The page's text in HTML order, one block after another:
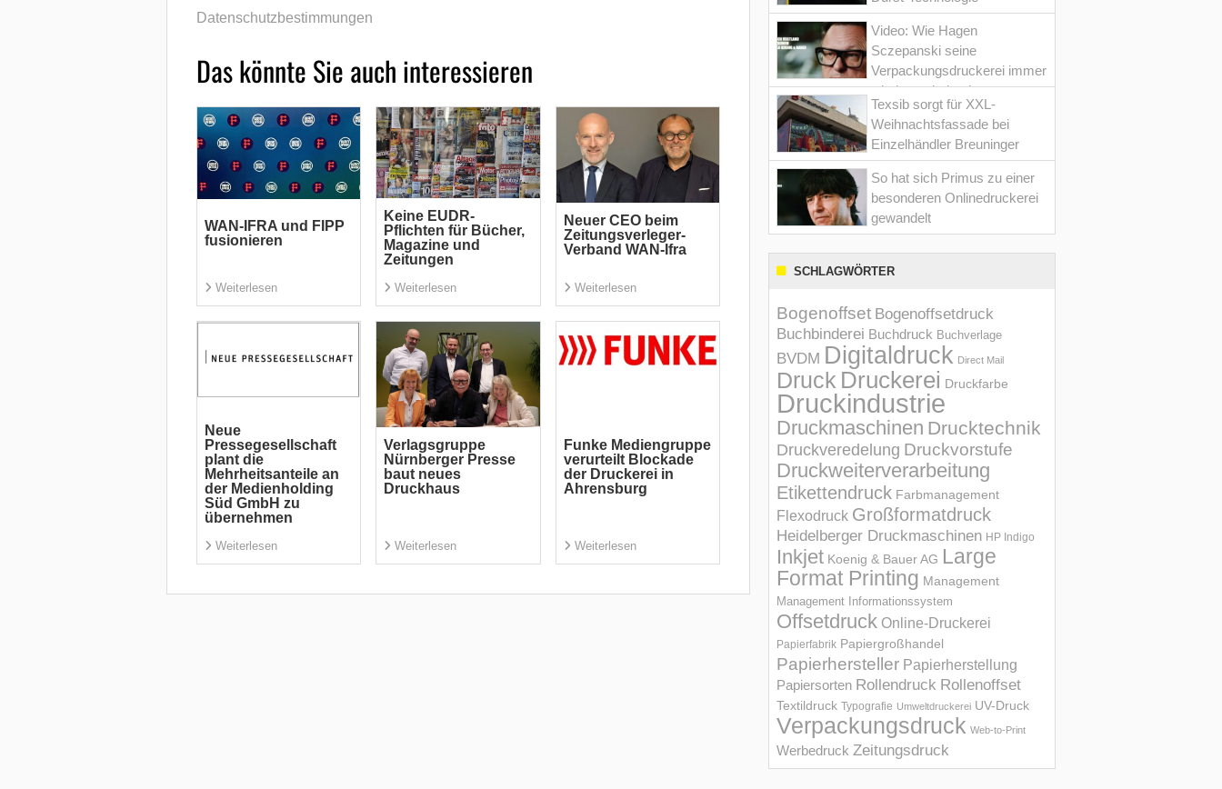
Datenschutzbestimmungen
Das könnte Sie auch interessieren
WAN-IFRA und FIPP
fusionieren
Weiterlesen
Keine EUDR-
Pflichten für ­Bücher,
Magazine und
Zeitungen
Weiterlesen
Neuer CEO beim
Zeitungsverleger-
Verband WAN-Ifra
Weiterlesen
Neue
Pressegesellschaft
plant die
Mehrheitsanteile an
der Medienholding
Süd GmbH zu
übernehmen
Weiterlesen
Verlagsgruppe
Nürnberger Presse
baut neues
Druckhaus
Weiterlesen
Funke Mediengruppe
verurteilt Blockade
der Druckerei in
Ahrensburg
Weiterlesen
Video: Wie Hagen
Sczepanski seine
Verpackungsdruckerei immer
wieder optimiert hat
Texsib sorgt für XXL-
Weihnachtsfassade bei
Einzelhändler Breuninger
So hat sich Primus zu einer
besonderen Onlinedruckerei
gewandelt
SCHLAGWÖRTER
Bogenoffset Bogenoffsetdruck
Buchbinderei Buchdruck Buchverlage
BVDM Digitaldruck Direct Mail
Druck Druckerei Druckfarbe
Druckindustrie
Druckmaschinen Drucktechnik
Druckveredelung Druckvorstufe
Druckweiterverarbeitung
Etikettendruck Farbmanagement
Flexodruck Großformatdruck
Heidelberger Druckmaschinen HP Indigo
Inkjet Koenig & Bauer AG Large
Format Printing Management
Management Informations­system
Offsetdruck Online-Druckerei
Papierfabrik Papiergroßhandel
Papierhersteller Papierherstellung
Papiersorten Rollendruck Rollenoffset
Textildruck Typografie Umweltdruckerei UV-Druck
Verpackungsdruck Web-to-Print
Werbedruck Zeitungsdruck